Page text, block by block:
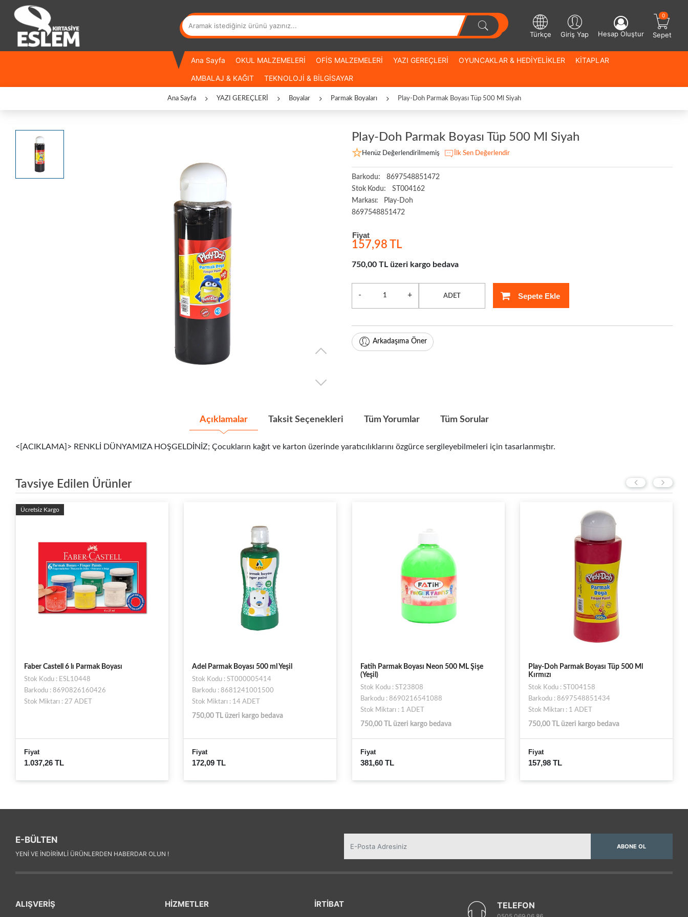
Sepet
0
Türkçe Giriş Yap Hesap Oluştur
Ana Sayfa OKUL MALZEMELERİ OFİS MALZEMELERİ YAZI GEREÇLERİ OYUNCAKLAR & HEDİYELİKLER KİTAPLAR
AMBALAJ & KAĞIT TEKNOLOJİ & BİLGİSAYAR
Ana Sayfa YAZI GEREÇLERİ Boyalar Parmak Boyaları Play-Doh Parmak Boyası Tüp 500 Ml Siyah
Play-Doh Parmak Boyası Tüp 500 Ml Siyah
Henüz Değerlendirilmemiş İlk Sen Değerlendir
Barkodu:
8697548851472
Stok Kodu:
ST004162
Markası:
Play-Doh
8697548851472
Fiyat
157,98 TL
750,00 TL üzeri kargo bedava
- + ADET Sepete Ekle
Arkadaşıma Öner
Açıklamalar Taksit Seçenekleri Tüm Yorumlar Tüm Sorular
<[ACIKLAMA]> RENKLİ DÜNYAMIZA HOŞGELDİNİZ; Çocukların kağıt ve karton üzerinde yaratıcılıklarını özgürce sergileyebilmeleri için tasarlanmıştır.
Tavsiye Edilen Ürünler
Ücretsiz Kargo
Faber Castell 6 lı Parmak Boyası
Stok Kodu : ESL10448
Barkodu : 8690826160426
Stok Miktarı : 27 ADET
Fiyat
1.037,26 TL
Adel Parmak Boyası 500 ml Yeşil
Stok Kodu : ST000005414
Barkodu : 8681241001500
Stok Miktarı : 14 ADET
750,00 TL üzeri kargo bedava
Fiyat
172,09 TL
Fatih Parmak Boyası Neon 500 ML Şişe
(Yeşil)
Stok Kodu : ST23808
Barkodu : 8690216541088
Stok Miktarı : 1 ADET
750,00 TL üzeri kargo bedava
Fiyat
381,60 TL
Play-Doh Parmak Boyası Tüp 500 Ml
Kırmızı
Stok Kodu : ST004158
Barkodu : 8697548851434
Stok Miktarı : 1 ADET
750,00 TL üzeri kargo bedava
Fiyat
157,98 TL
E-BÜLTEN
YENI VE INDIRIMLI ÜRÜNLERDEN HABERDAR OLUN !
ABONE OL
ALIŞVERİŞ HİZMETLER İRTİBAT TELEFON